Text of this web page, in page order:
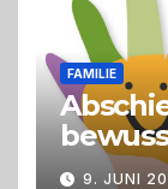
FAMILIE
9. JUNI